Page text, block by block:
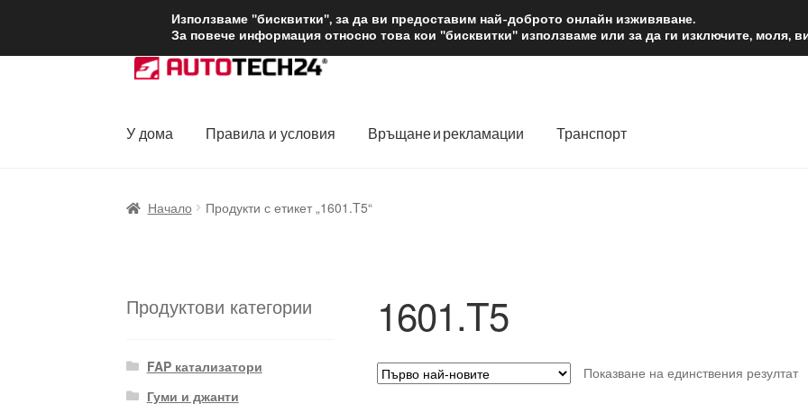
ДОСТАВКА от 12 лв.
Skip
to
Skip
to
У дома Правила и условия Връщане и рекламации Транспорт
Начало Продукти с етикет „1601.T5“
1601.T5
Показване на единствения резултат
Продуктови категории
FAP катализатори
Гуми и джанти
Използваме "бисквитки", за да ви предоставим най-доброто онлайн изживяване.
За повече информация относно това кои "бисквитки" използваме или за да ги изключите, моля,